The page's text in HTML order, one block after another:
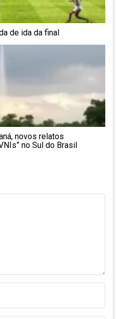
de ida da final
novos relatos
no Sul do Brasil